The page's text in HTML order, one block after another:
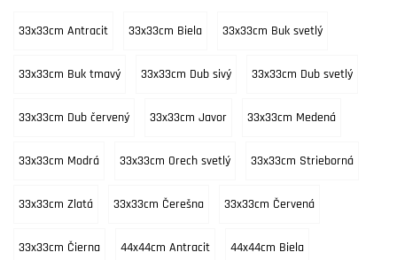
33x33cm Antracit 33x33cm Biela 33x33cm Buk svetlý
33x33cm Buk tmavý 33x33cm Dub sivý 33x33cm Dub svetlý
33x33cm Dub červený 33x33cm Javor 33x33cm Medená
33x33cm Modrá 33x33cm Orech svetlý 33x33cm Strieborná
33x33cm Zlatá 33x33cm Čerešna 33x33cm Červená
33x33cm Čierna 44x44cm Antracit 44x44cm Biela